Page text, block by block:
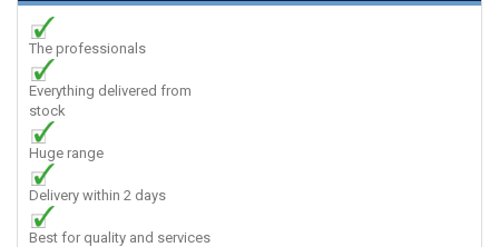
The professionals
Everything delivered from
stock
Huge range
Delivery within 2 days
Best for quality and services